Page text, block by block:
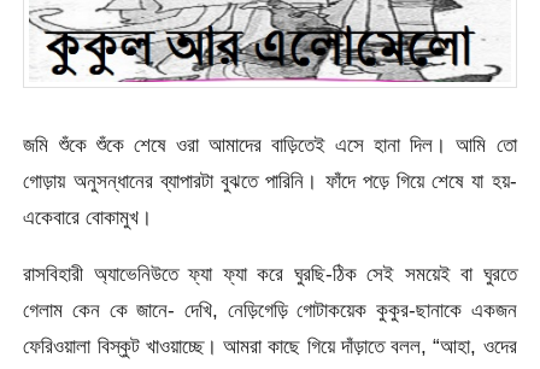
জমি শুঁকে শুঁকে শেষে ওরা আমাদের বাড়িতেই এসে হানা দিল। আমি তো
গোড়ায় অনুসন্ধানের ব্যাপারটা বুঝতে পারিনি। ফাঁদে পড়ে গিয়ে শেষে যা হয়-
একেবারে বোকামুখ।
রাসবিহারী অ্যাভেনিউতে ফ্যা ফ্যা করে ঘুরছি-ঠিক সেই সময়েই বা ঘুরতে
গেলাম কেন কে জানে- দেখি, নেড়িগেড়ি গোটাকয়েক কুকুর-ছানাকে একজন
ফেরিওয়ালা বিস্কুট খাওয়াচ্ছে। আমরা কাছে গিয়ে দাঁড়াতে বলল, “আহা, ওদের